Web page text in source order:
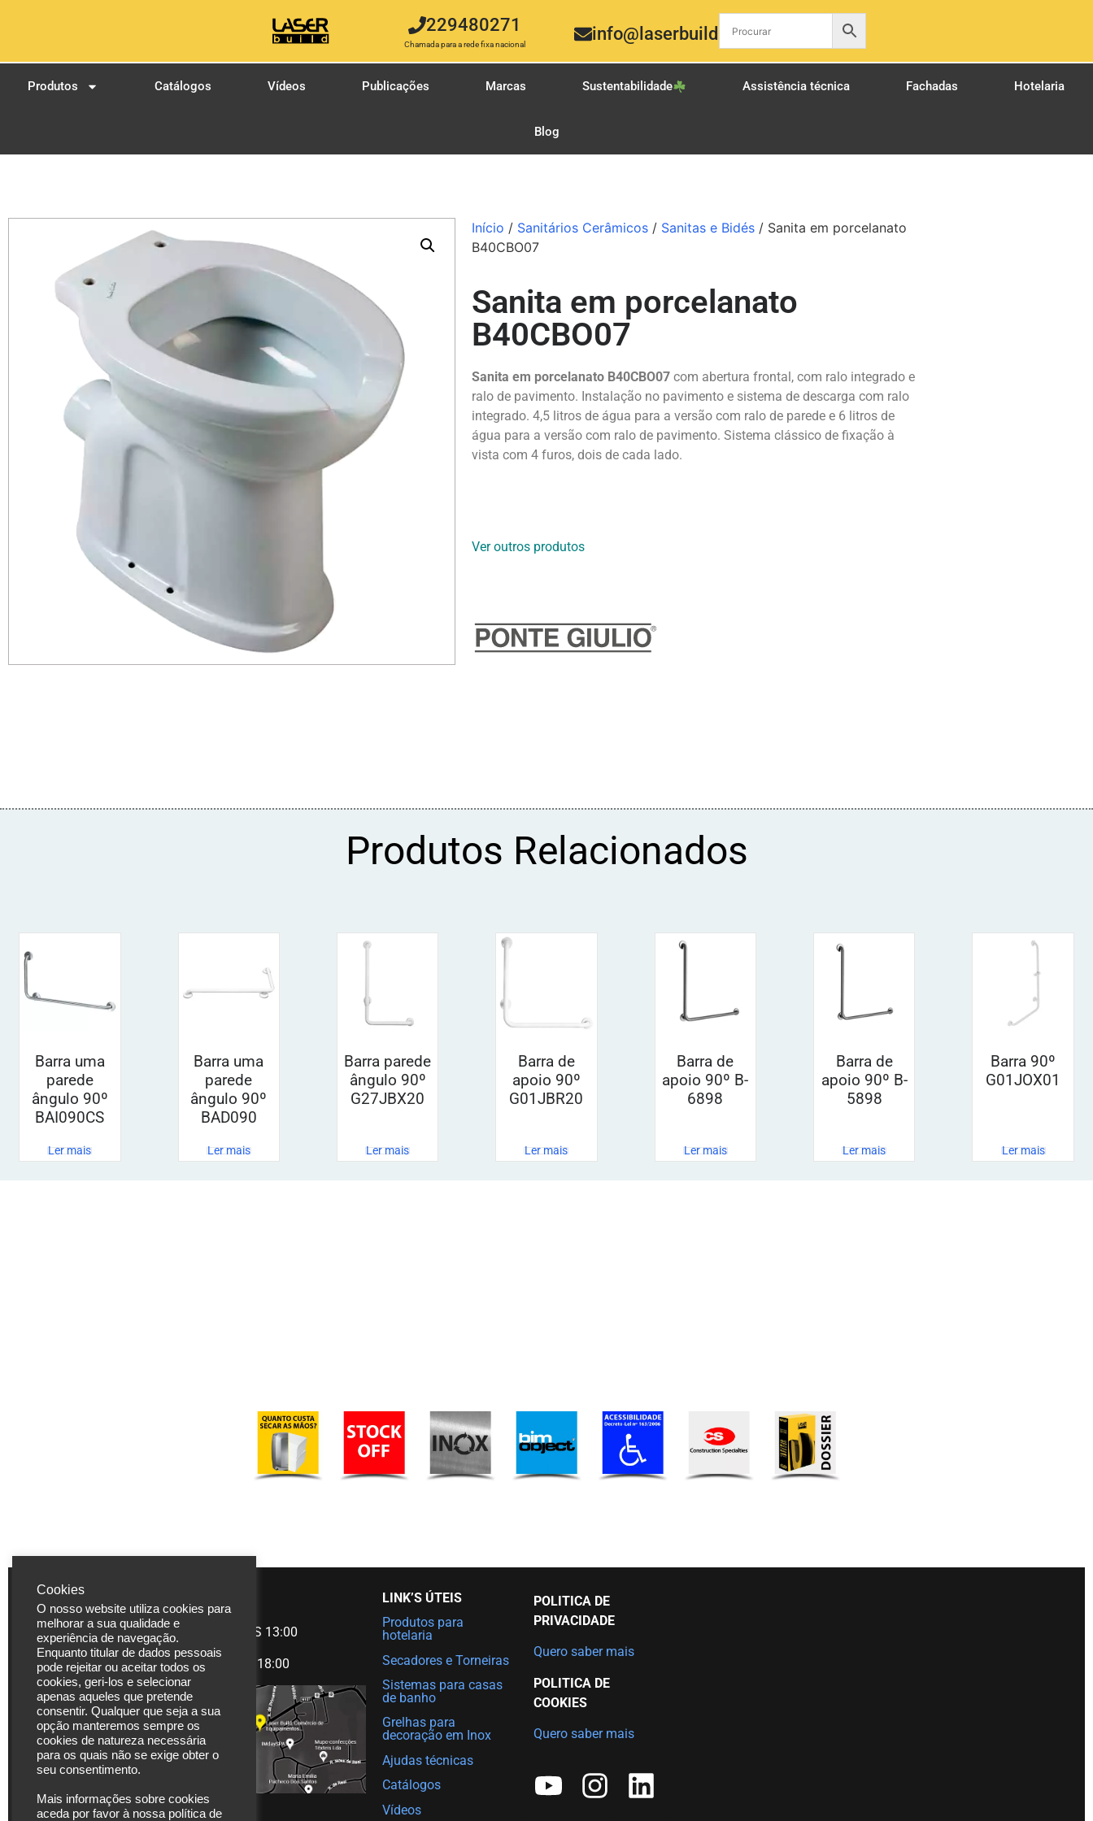
229480271
Chamada para a rede fixa nacional
info@laserbuild.pt
Produtos Catálogos Vídeos Publicações Marcas Sustentabilidade Assistência técnica Fachadas Hotelaria
Blog
Início / Sanitários Cerâmicos / Sanitas e Bidés / Sanita em porcelanato
B40CBO07
Sanita em porcelanato
B40CBO07
Sanita em porcelanato B40CBO07 com abertura frontal, com ralo integrado e
ralo de pavimento. Instalação no pavimento e sistema de descarga com ralo
integrado. 4,5 litros de água para a versão com ralo de parede e 6 litros de
água para a versão com ralo de pavimento. Sistema clássico de fixação à
vista com 4 furos, dois de cada lado.
Ver outros produtos
Produtos Relacionados
Barra uma
parede
ângulo 90º
BAI090CS
Ler mais
Barra uma
parede
ângulo 90º
BAD090
Ler mais
Barra parede
ângulo 90º
G27JBX20
Ler mais
Barra de
apoio 90º
G01JBR20
Ler mais
Barra de
apoio 90º B-
6898
Ler mais
Barra de
apoio 90º B-
5898
Ler mais
Barra 90º
G01JOX01
Ler mais
LASERBUILD
Rua Coronel Carlos
Moreira, 825
4470-580 Moreira |
Maia
Portugal
Tel. (+351) 229 480
271
272
HORÁRIO
Manhã 09:00 àS 13:00
Tarde14:00 às 18:00
LINK’S ÚTEIS
Produtos para
hotelaria
Secadores e Torneiras
Sistemas para casas
de banho
Grelhas para
decoração em Inox
Ajudas técnicas
Catálogos
Vídeos
POLITICA DE
PRIVACIDADE
Quero saber mais
POLITICA DE
COOKIES
Quero saber mais
Cookies
O nosso website utiliza cookies para
melhorar a sua qualidade e
experiência de navegação.
Enquanto titular de dados pessoais
pode rejeitar ou aceitar todos os
cookies, geri-los e selecionar
apenas aqueles que pretende
consentir. Qualquer que seja a sua
opção manteremos sempre os
cookies de natureza necessária
para os quais não se exige obter o
seu consentimento.
Mais informações sobre cookies
aceda por favor à nossa política de